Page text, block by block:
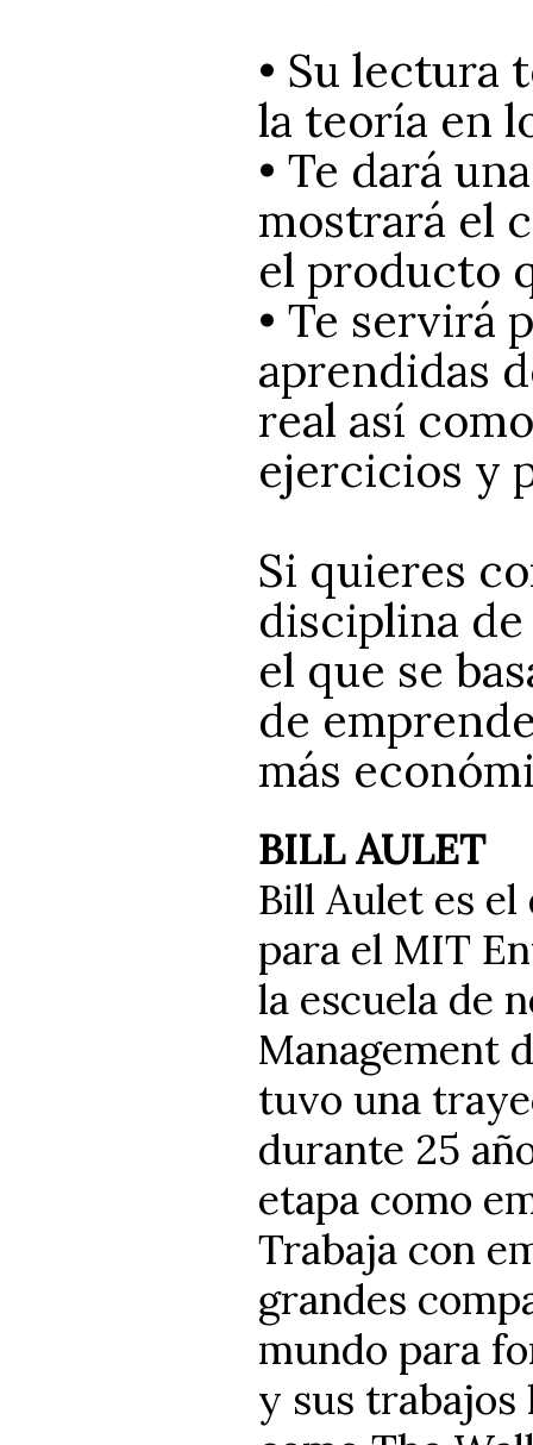
• Su lectura
la teoría en
• Te dará
mostrará el
el producto
• Te servirá
aprendidas
real así
ejercicios y
Si quieres
disciplina
el que se
de
más
BILL AULET
Bill Aulet es
para el MIT
la escuela de
Management
tuvo una
durante 25
etapa como
Trabaja con
grandes
mundo para
y sus trabajos